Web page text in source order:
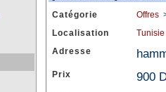
Catégorie
Offres
Localisation
Tunisie
Adresse
Prix 900